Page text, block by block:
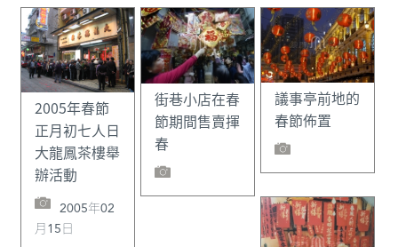
2005年春節
正月初七人日
大龍鳳茶樓舉
辦活動
2005年02
月15日
街巷小店在春
節期間售賣揮
春
議事亭前地的
春節佈置